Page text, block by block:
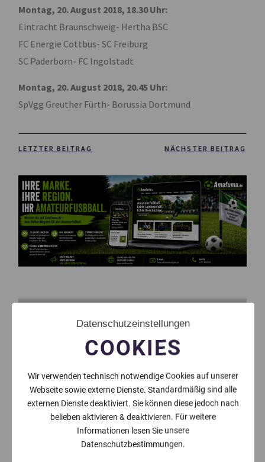
Montag, 20. August 2018, 18.30 Uhr:
Eintracht Braunschweig- Hertha BSC
FC Energie Cottbus- SC Freiburg
SC Paderborn- FC Ingolstadt
Montag, 20. August 2018, 20.45 Uhr:
SpVgg Greuther Fürth- Borussia Dortmund
LETZTER BEITRAG NÄCHSTER BEITRAG
Datenschutzeinstellungen
COOKIES
Wir verwenden technisch notwendige Cookies auf unserer
Webseite sowie externe Dienste. Standardmäßig sind alle
externen Dienste deaktiviert. Sie können diese jedoch nach
belieben aktivieren & deaktivieren. Für weitere
Informationen lesen Sie unsere
Datenschutzbestimmungen.